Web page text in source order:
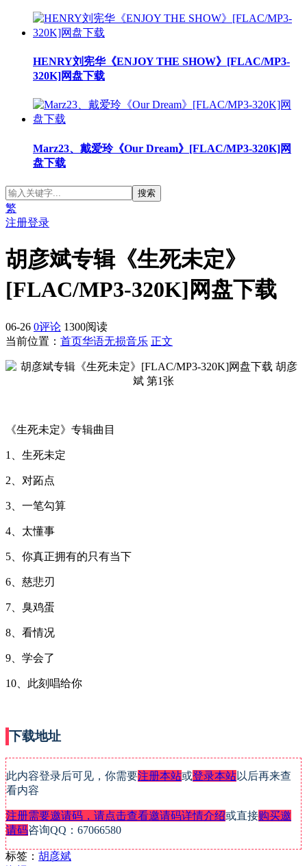
HENRY刘宪华《ENJOY THE SHOW》[FLAC/MP3-
320K]网盘下载
Marz23、戴爱玲《Our Dream》[FLAC/MP3-320K]网
盘下载
繁
注册登录
胡彦斌专辑《生死未定》
[FLAC/MP3-320K]网盘下载
06-26 0评论 1300阅读
当前位置： 首页华语无损音乐 正文
《生死未定》专辑曲目
1、生死未定
2、对跖点
3、一笔勾算
4、太懂事
5、你真正拥有的只有当下
6、慈悲刃
7、臭鸡蛋
8、看情况
9、学会了
10、此刻唱给你
下载地址
此内容登录后可见，你需要注册本站或登录本站以后再来查
看内容
注册需要邀请码，请点击查看邀请码详情介绍或直接购买邀
请码咨询QQ：67066580
标签： 胡彦斌